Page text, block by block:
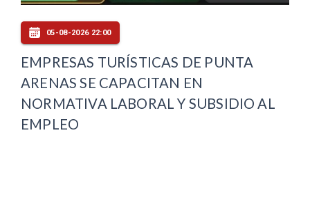
05-08-2026 22:00
EMPRESAS TURÍSTICAS DE PUNTA
ARENAS SE CAPACITAN EN
NORMATIVA LABORAL Y SUBSIDIO AL
EMPLEO